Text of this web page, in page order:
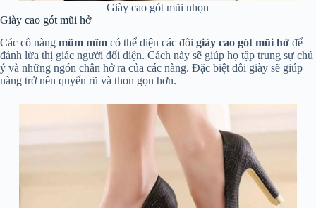
Giày cao gót mũi nhọn
Giày cao gót mũi hở
Các cô nàng mũm mĩm có thể diện các đôi giày cao gót mũi hở để
đánh lừa thị giác người đối diện. Cách này sẽ giúp họ tập trung sự chú
ý và những ngón chân hở ra của các nàng. Đặc biệt đôi giày sẽ giúp
nàng trở nên quyến rũ và thon gọn hơn.